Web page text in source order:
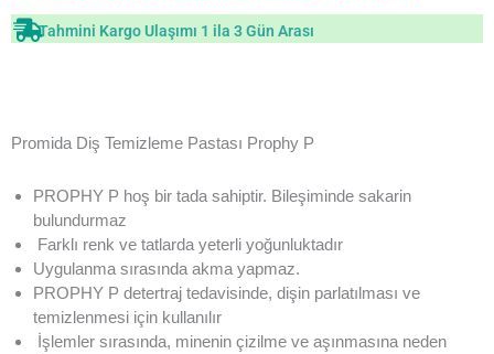
Tahmini Kargo Ulaşımı 1 ila 3 Gün Arası
Promida Diş Temizleme Pastası Prophy P
PROPHY P hoş bir tada sahiptir. Bileşiminde sakarin
bulundurmaz
Farklı renk ve tatlarda yeterli yoğunluktadır
Uygulanma sırasında akma yapmaz.
PROPHY P detertraj tedavisinde, dişin parlatılması ve
temizlenmesi için kullanılır
İşlemler sırasında, minenin çizilme ve aşınmasına neden